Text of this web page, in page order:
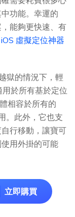
功能。幸運的
能夠更快速、有
虛擬定位神器
獄的情況下，輕
於所有基於定位
相容於所有的
。此外，它也支
行移動，讓寶可
用外掛的可能
立即購買